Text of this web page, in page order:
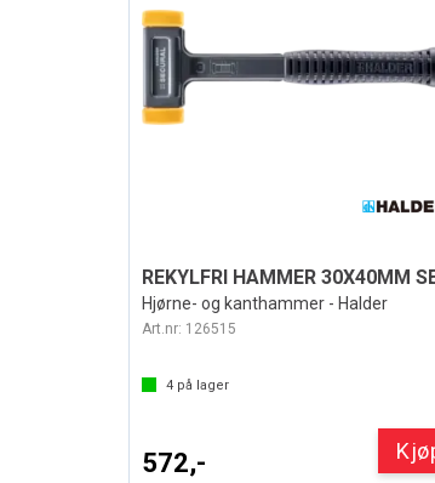
Hjørne- og kanthammer - Halder
Art.nr: 126515
4på lager
572,-